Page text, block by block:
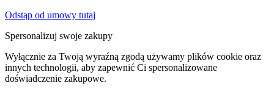
Odstąp od umowy tutaj
Spersonalizuj swoje zakupy
Wyłącznie za Twoją wyraźną zgodą używamy plików cookie oraz
innych technologii, aby zapewnić Ci spersonalizowane
doświadczenie zakupowe.